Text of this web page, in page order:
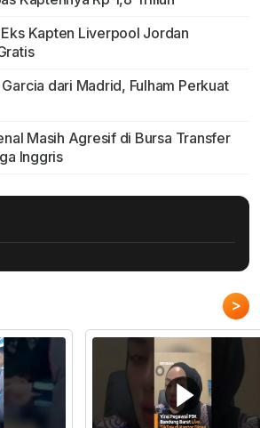
Kapten Liverpool Jordan
dari Madrid, Fulham Perkuat
Masih Agresif di Bursa Transfer
Inggris
>